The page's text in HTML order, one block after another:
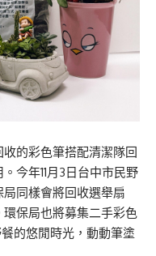
的彩色筆搭配清潔隊回
今年11月3日台中市民野
同樣會將回收選舉扇
保局也將募集二手彩色
的悠閒時光，動動筆塗